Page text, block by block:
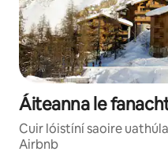
Áiteanna le
Cuir lóistíní saoire
Airbnb